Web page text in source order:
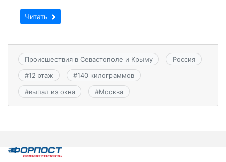
Читать
Происшествия в Севастополе и Крыму Россия
#12 этаж #140 килограммов
#выпал из окна #Москва